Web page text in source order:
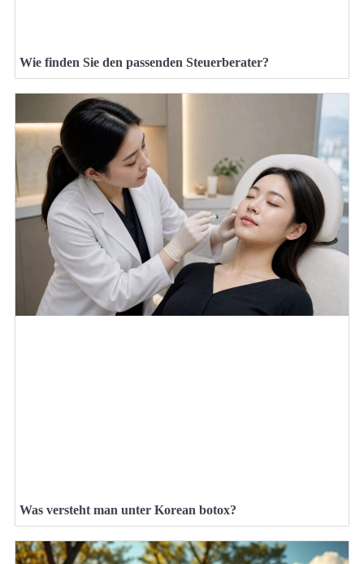
Wie finden Sie den passenden Steuerberater?
Was versteht man unter Korean botox?